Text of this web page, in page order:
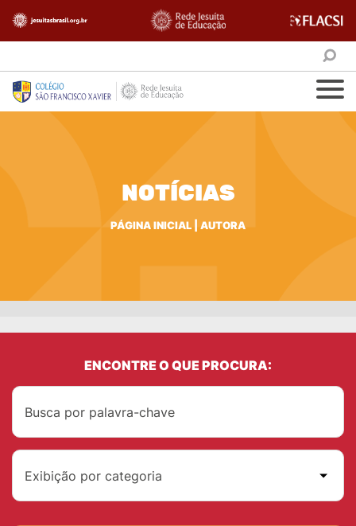
NOTÍCIAS
PÁGINA INICIAL AUTORA
ENCONTRE O QUE PROCURA:
Exibição por categoria